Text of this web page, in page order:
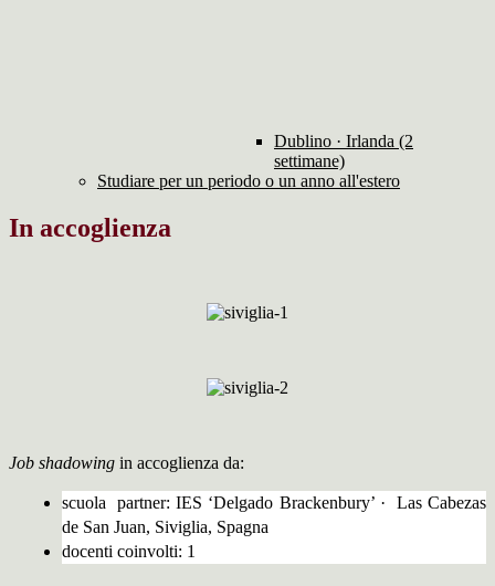
Dublino · Irlanda (2
settimane)
Studiare per un periodo o un anno all'estero
In accoglienza
Job shadowing in accoglienza da:
scuola partner:IES ‘Delgado Brackenbury’· Las Cabezas
de San Juan, Siviglia, Spagna
docenti coinvolti: 1